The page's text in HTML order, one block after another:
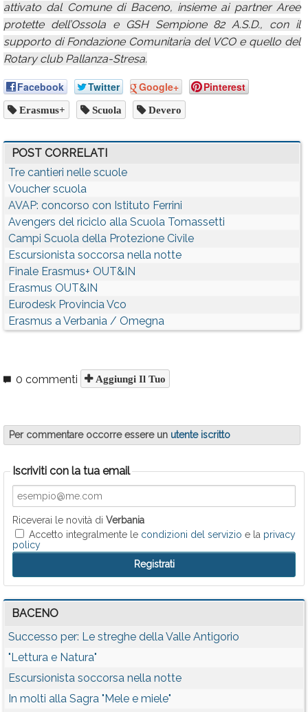
attivato dal Comune di Baceno, insieme ai partner Aree
protette dell’Ossola e GSH Sempione 82 A.S.D., con il
supporto di Fondazione Comunitaria del VCO e quello del
Rotary club Pallanza-Stresa.
Facebook Twitter Google+ Pinterest
Erasmus+ Scuola Devero
POST CORRELATI
Tre cantieri nelle scuole
Voucher scuola
AVAP: concorso con Istituto Ferrini
Avengers del riciclo alla Scuola Tomassetti
Campi Scuola della Protezione Civile
Escursionista soccorsa nella notte
Finale Erasmus+ OUT&IN
Erasmus OUT&IN
Eurodesk Provincia Vco
Erasmus a Verbania / Omegna
0 commenti Aggiungi Il Tuo
Per commentare occorre essere un utente iscritto
Iscriviti con la tua email
Riceverai le novità di Verbania
Accetto integralmente le condizioni del servizio e la privacy
policy
BACENO
Successo per: Le streghe della Valle Antigorio
"Lettura e Natura"
Escursionista soccorsa nella notte
In molti alla Sagra "Mele e miele"